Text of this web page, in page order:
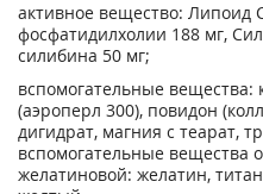
активное вещество: Липоид
фосфатидилхолии 188 мг,
силибина 50 мг;
вспомогательные
(аэроперл 300), повидон
дигидрат, магния с теарат,
вспомогательные вещества
желатиновой: желатин,